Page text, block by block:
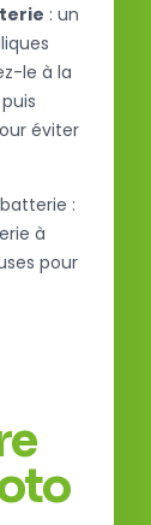
: un
le à la
éviter
:
à
pour